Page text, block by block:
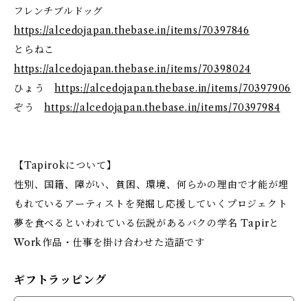
フレンチブルドッグ
https://alcedojapan.thebase.in/items/70397846
とらねこ
https://alcedojapan.thebase.in/items/70398024
ひょうhttps://alcedojapan.thebase.in/items/70397906
ぞうhttps://alcedojapan.thebase.in/items/70397984
【Tapirokについて】
性別、国籍、障がい、貧困、環境、何らかの理由で才能が埋
もれているアーティストを発掘し応援していくプロジェクト
​夢を食べるといわれている伝説があるバクの学名 Tapirと
Work作品・仕事を掛け合わせた造語です
ギフトラッピング